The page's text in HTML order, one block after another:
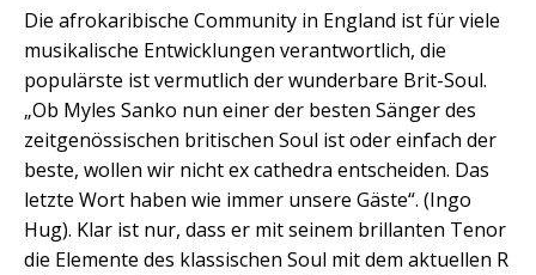
Die afrokaribische Community in England ist für viele
musikalische Entwicklungen verantwortlich, die
populärste ist vermutlich der wunderbare Brit-Soul.
„Ob Myles Sanko nun einer der besten Sänger des
zeitgenössischen britischen Soul ist oder einfach der
beste, wollen wir nicht ex cathedra entscheiden. Das
letzte Wort haben wie immer unsere Gäste“. (Ingo
Hug). Klar ist nur, dass er mit seinem brillanten Tenor
die Elemente des klassischen Soul mit dem aktuellen R